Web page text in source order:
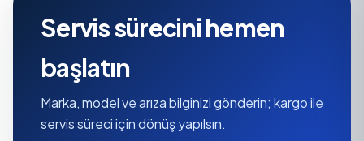
Servis sürecini hemen
başlatın
Marka, model ve arıza bilginizi gönderin; kargo ile
servis süreci için dönüş yapılsın.